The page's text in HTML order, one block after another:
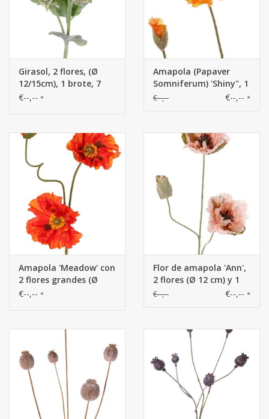
Girasol, 2 flores, (Ø
12/15cm), 1 brote, 7
hojas, 86cm
€--,-- *
Amapola (Papaver
Somniferum) 'Shiny", 1
flor (3 capas, Ø 12cm)
€--,-- €--,-- *
Amapola 'Meadow' con
2 flores grandes (Ø
13/11 cm) y 1 capullo
€--,-- *
Flor de amapola 'Ann',
2 flores (Ø 12 cm) y 1
capullo (7*3,5 cm), 76
€--,-- €--,-- *